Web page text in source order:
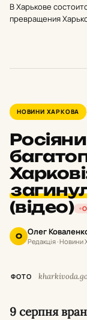
В Харькове
превращения
НОВИНИ ХАРКОВА
(відео)
О Олег
Редакція · Новини
ФОТО
9 серпня вранці росіяни завдали ударів по